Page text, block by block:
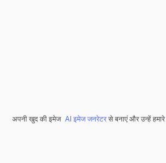
अपनी खुद की इमेज AI इमेज जनरेटरसे बनाएं और उन्हें हमारे